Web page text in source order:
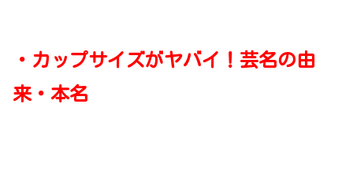
・カップサイズがヤバイ！芸名の由
来・本名